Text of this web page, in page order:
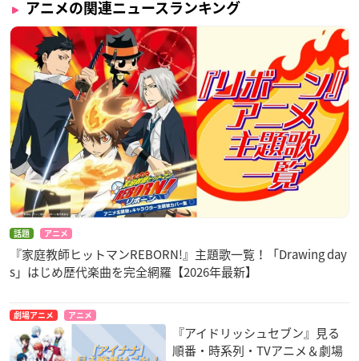
アニメの関連ニュースランキング
話題 アニメ
『家庭教師ヒットマンREBORN!』主題歌一覧！「Drawing day
s」はじめ歴代楽曲を完全網羅【2026年最新】
劇場アニメ アニメ
『アイドリッシュセブン』見る
順番・時系列・TVアニメ＆劇場